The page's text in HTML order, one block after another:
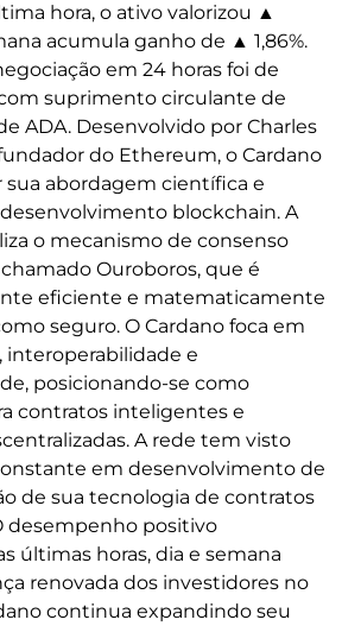
hora, o ativo valorizou ▲
acumula ganho de ▲ 1,86%.
em 24 horas foi de
com suprimento circulante de
ADA. Desenvolvido por Charles
do Ethereum, o Cardano
sua abordagem científica e
blockchain. A
o mecanismo de consenso
Ouroboros, que é
eficiente e matematicamente
seguro. O Cardano foca em
interoperabilidade e
posicionando-se como
contratos inteligentes e
A rede tem visto
em desenvolvimento de
de sua tecnologia de contratos
desempenho positivo
últimas horas, dia e semana
renovada dos investidores no
continua expandindo seu